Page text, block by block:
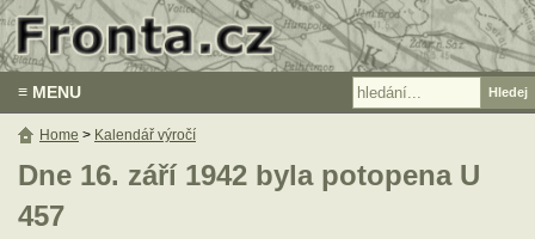
≡ MENU
Dne 16. září 1942 byla potopena U
457
Home > Kalendář výročí